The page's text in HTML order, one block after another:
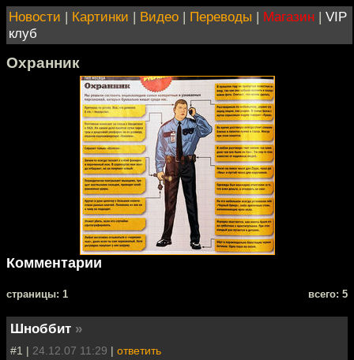
Новости | Картинки | Видео | Переводы | Магазин | VIP
клуб
Охранник
Комментарии
cтраницы: 1 всего: 5
Шноббит »
#1 | 24.12.07 11:29 | ответить